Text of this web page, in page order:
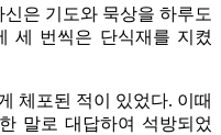
은 기도와 묵상을 하루도
세 번씩은 단식재를 지켰
체포된 적이 있었다. 이때
말로 대답하여 석방되었